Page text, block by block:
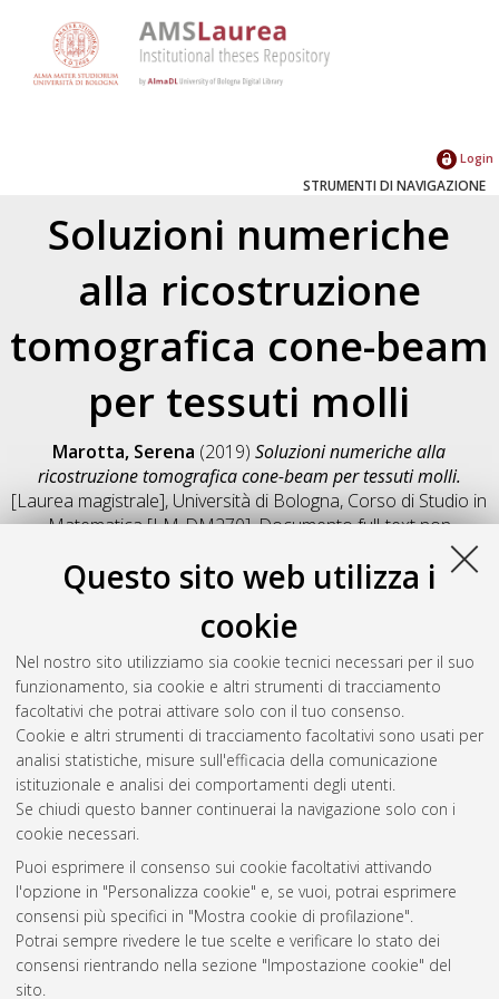
Questo sito web utilizza i
cookie
Nel nostro sito utilizziamo sia cookie tecnici necessari per il suo
funzionamento, sia cookie e altri strumenti di tracciamento
facoltativi che potrai attivare solo con il tuo consenso.
Cookie e altri strumenti di tracciamento facoltativi sono usati per
analisi statistiche, misure sull'efficacia della comunicazione
istituzionale e analisi dei comportamenti degli utenti.
Se chiudi questo banner continuerai la navigazione solo con i
cookie necessari.
Puoi esprimere il consenso sui cookie facoltativi attivando
l'opzione in "Personalizza cookie" e, se vuoi, potrai esprimere
consensi più specifici in "Mostra cookie di profilazione".
Potrai sempre rivedere le tue scelte e verificare lo stato dei
consensi rientrando nella sezione "Impostazione cookie" del
sito.
Login
STRUMENTI DI NAVIGAZIONE
Soluzioni numeriche
alla ricostruzione
tomografica cone-beam
per tessuti molli
Marotta, Serena (2019)Soluzioni numeriche alla
ricostruzione tomografica cone-beam per tessuti molli.
[Laurea magistrale], Università di Bologna, Corso di Studio in
Matematica [LM-DM270], Documento full-text non
Salva citazione
Condividi
Il full-text non è disponibile per scelta dell'autore. (
Abstract
Altri metadati
Gestione del documento:
Atom
Rss 1.0
Rss 2.0